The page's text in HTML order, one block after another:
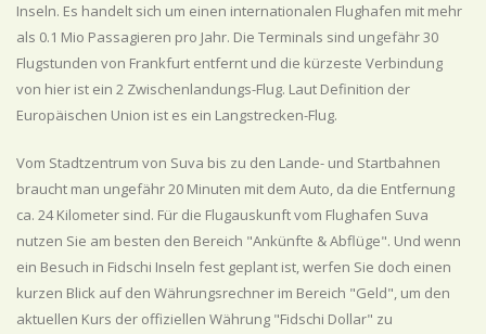
Inseln. Es handelt sich um einen internationalen Flughafen mit mehr
als 0.1 Mio Passagieren pro Jahr. Die Terminals sind ungefähr 30
Flugstunden von Frankfurt entfernt und die kürzeste Verbindung
von hier ist ein 2 Zwischenlandungs-Flug. Laut Definition der
Europäischen Union ist es ein Langstrecken-Flug.
Vom Stadtzentrum von Suva bis zu den Lande- und Startbahnen
braucht man ungefähr 20 Minuten mit dem Auto, da die Entfernung
ca. 24 Kilometer sind. Für die Flugauskunft vom Flughafen Suva
nutzen Sie am besten den Bereich "Ankünfte & Abflüge". Und wenn
ein Besuch in Fidschi Inseln fest geplant ist, werfen Sie doch einen
kurzen Blick auf den Währungsrechner im Bereich "Geld", um den
aktuellen Kurs der offiziellen Währung "Fidschi Dollar" zu